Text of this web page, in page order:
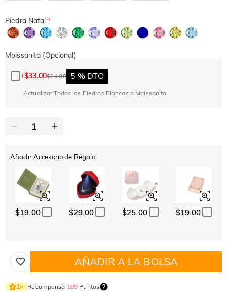
Piedra Natal:*
Moissanita (Opcional)
+$33.00$34.00 5 % DTO
Actualizar Todas las Piedras Blancas a Moissanita
Añadir Accesorio de Regalo
$19.00 $29.00 $25.00 $19.00
AÑADIR A LA BOLSA
1× Recompensa 109 Puntos